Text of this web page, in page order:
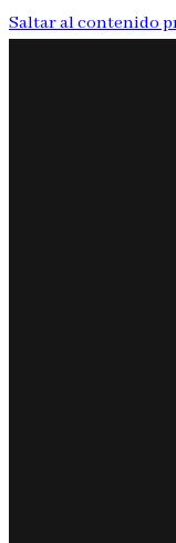
Saltar al contenido